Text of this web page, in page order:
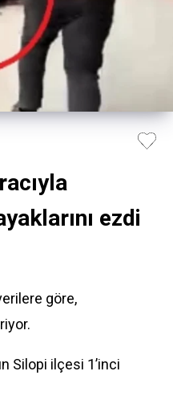
ezdi
göre,
Silopi ilçesi 1’inci